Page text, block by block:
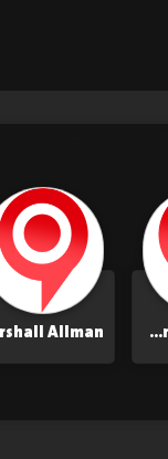
Dominic Purcell